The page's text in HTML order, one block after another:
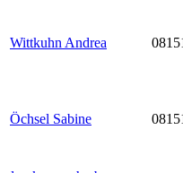
Wittkuhn Andrea
Öchsel Sabine